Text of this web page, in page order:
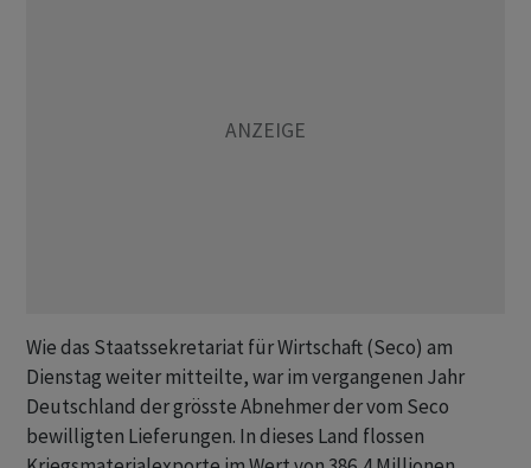
Wie das Staatssekretariat für Wirtschaft (Seco) am
Dienstag weiter mitteilte, war im vergangenen Jahr
Deutschland der grösste Abnehmer der vom Seco
bewilligten Lieferungen. In dieses Land flossen